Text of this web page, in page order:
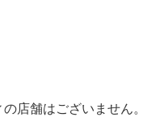
店舗はございません。